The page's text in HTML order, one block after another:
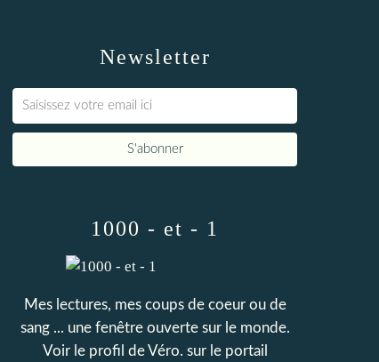
Newsletter
1000 - et - 1
Mes lectures, mes coups de coeur ou de
sang ... une fenêtre ouverte sur le monde.
Voir le profil deVéro. sur le portail